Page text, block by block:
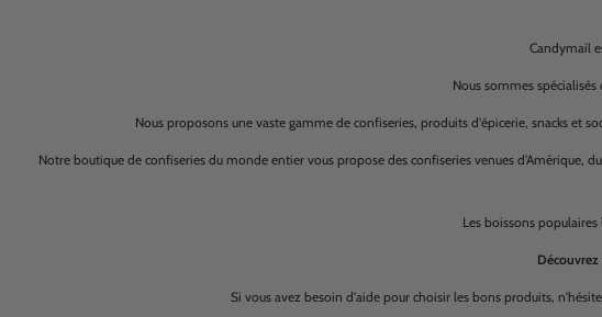
Candymail
Nous sommes
Nous proposons une vaste gamme de confiseries, produits d'épicerie, snacks et
Notre boutique de confiseries du monde entier vous propose des confiseries venues d'Amérique,
Les boissons
Si vous avez besoin d'aide pour choisir les bons produits,